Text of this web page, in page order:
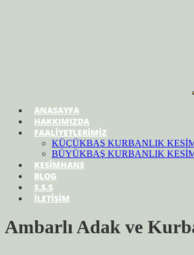
ANASAYFA
HAKKIMIZDA
FAALİYETLERİMİZ
KÜÇÜKBAŞ KURBANLIK
BÜYÜKBAŞ KURBANLIK
KESİMHANE
BLOG
S.S.S
İLETİŞİM
Ambarlı Adak ve